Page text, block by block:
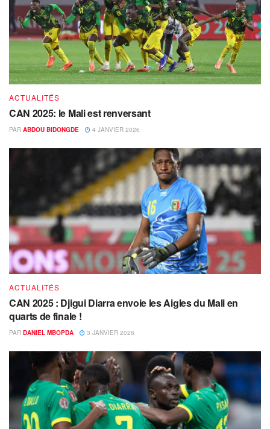
ACTUALITÉS
CAN 2025: le Mali est renversant
PAR ABDOU BIDONGDE 4 JANVIER 2026
ACTUALITÉS
CAN 2025 : Djigui Diarra envoie les Aigles du Mali en
quarts de finale !
PAR DANIEL MBOPDA 3 JANVIER 2026